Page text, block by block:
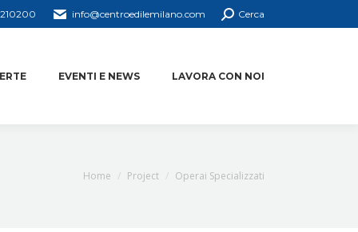
info@centroedilemilano.com Cerca
EVENTI E NEWS LAVORA CON NOI
You are here:
Home Project Operai Specializzati